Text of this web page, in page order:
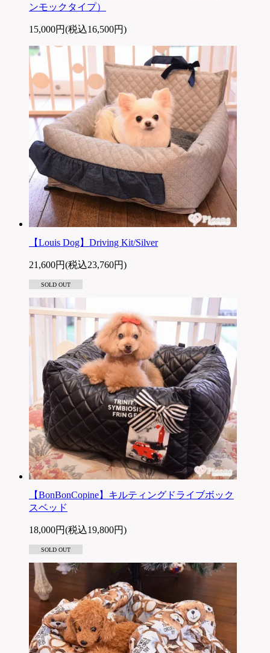
ンモックタイプ）
15,000円(税込16,500円)
【Louis Dog】Driving Kit/Silver
21,600円(税込23,760円)
SOLD OUT
【BonBonCopine】キルティングドライブボック
スベッド
18,000円(税込19,800円)
SOLD OUT